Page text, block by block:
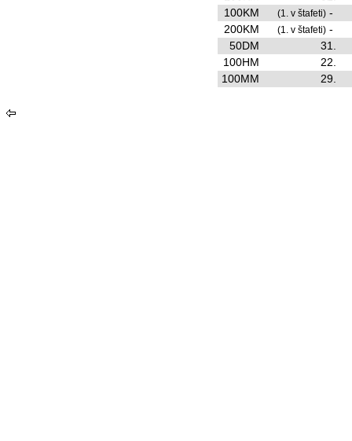
100KM
(1. v štafeti) -
200KM
(1. v štafeti) -
50DM
31.
100HM
22.
100MM
29.